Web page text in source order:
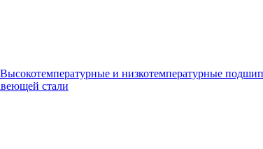
Высокотемпературные и низкотемпературные
стали